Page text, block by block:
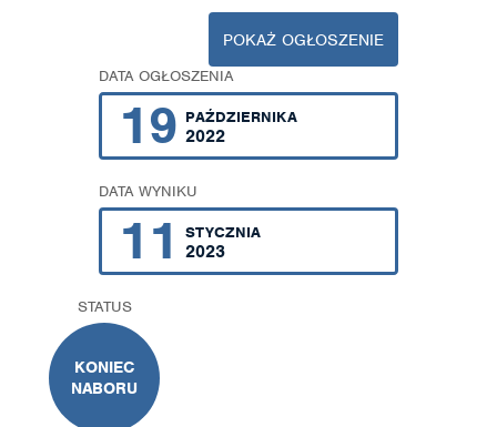
POKAŻ OGŁOSZENIE
DATA OGŁOSZENIA
19 PAŹDZIERNIKA
2022
DATA WYNIKU
11 STYCZNIA
2023
STATUS
KONIEC
NABORU